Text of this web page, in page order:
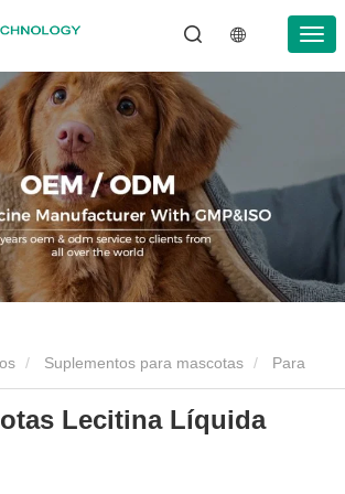
Suplementos para mascotas
Lecitina Líquida